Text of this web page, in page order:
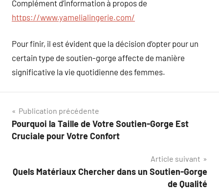
Complément d’information à propos de
https://www.yamelialingerie.com/
Pour finir, il est évident que la décision d’opter pour un
certain type de soutien-gorge affecte de manière
significative la vie quotidienne des femmes.
Navigation
de
Publication précédente
Pourquoi la Taille de Votre Soutien-Gorge Est
Cruciale pour Votre Confort
Article suivant
Quels Matériaux Chercher dans un Soutien-Gorge
de Qualité